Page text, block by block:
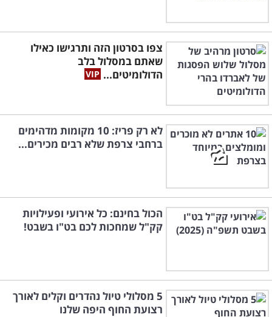
צפו בסרטון הזה ותרגישו כאילו
שאתם במסלול בלב
הדולומיטים...
לא רק פריז: 10 מקומות מדהימים
ברחבי צרפת שלא רבים מכירים...
הכול בחינם: כל אירועי ופעילויות
קק"ל שמחכות לכם בט"ו בשבט!
5 מסלולי טיול נהדרים וקלים לאורך
רצועת החוף היפה שלנו